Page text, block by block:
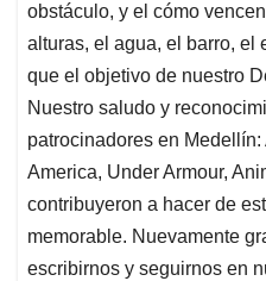
obstáculo, y el cómo
alturas, el agua, el barro, el
que el objetivo de nuestro
Nuestro saludo y
patrocinadores en
America, Under Armour,
contribuyeron a hacer de
memorable. Nuevamente
escribirnos y seguirnos en